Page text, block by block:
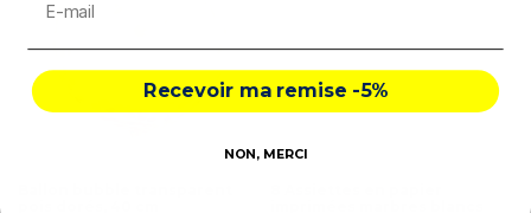
Recevoir ma remise -5%
NON, MERCI